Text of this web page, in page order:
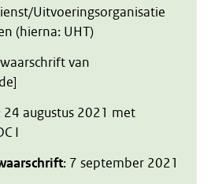
Uitvoeringsorganisatie
(hierna: UHT)
van
24 augustus 2021 met
I
: 7 september 2021